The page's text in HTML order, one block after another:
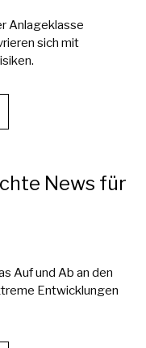
Anlageklasse
sich mit
News für
Auf und Ab an den
Entwicklungen